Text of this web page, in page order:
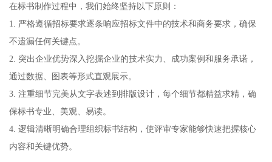
在标书制作过程中，我们始终坚持以下原则：
1. 严格遵循招标要求逐条响应招标文件中的技术和商务要求，确保
不遗漏任何关键点。
2. 突出企业优势深入挖掘企业的技术实力、成功案例和服务承诺，
通过数据、图表等形式直观展示。
3. 注重细节完美从文字表述到排版设计，每个细节都精益求精，确
保标书专业、美观、易读。
4. 逻辑清晰明确合理组织标书结构，使评审专家能够快速把握核心
内容和关键优势。